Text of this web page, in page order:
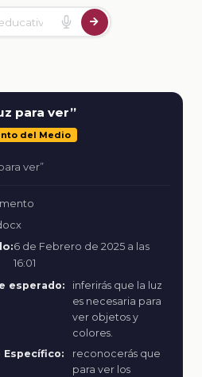
para ver”
del Medio
ver”
6 de Febrero de 2025 a las
16:01
esperado:
inferirás que la luz
es necesaria para
ver objetos y
colores.
Específico:
reconocerás que
para ver los